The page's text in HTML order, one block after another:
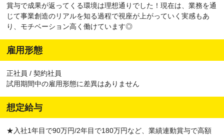
賞与で成果が返ってくる環境は理想通りでした！現在は、業務を通
じて事業創造のリアルを知る過程で視座が上がっていく実感もあ
り、モチベーション高く働けています◎
雇用形態
正社員 / 契約社員
試用期間中の雇用形態に差異はありません
想定給与
★入社1年目で90万円/2年目で180万円など、業績連動賞与で高額